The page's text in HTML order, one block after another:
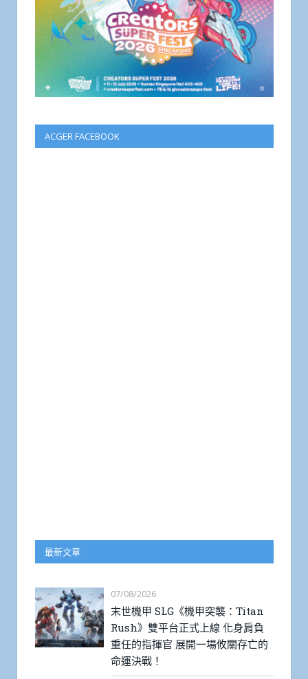
ACGER FACEBOOK
最新文章
07/08/2026
末世機甲 SLG《機甲突襲：Titan
Rush》雙平台正式上線 化身肩負
重任的指揮官 展開一場攸關存亡的
命運決戰！